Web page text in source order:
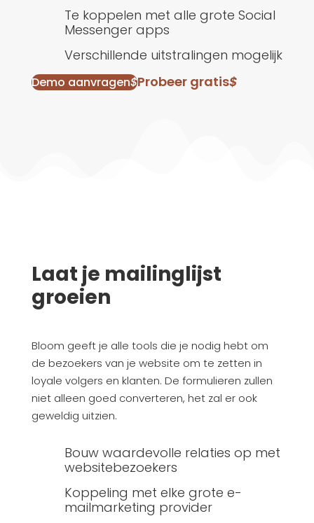
Te koppelen met alle grote Social
Messenger apps
Verschillende uitstralingen mogelijk
Demo aanvragen$Probeer gratis$
Laat je mailinglijst
groeien
Bloom geeft je alle tools die je nodig hebt om
de bezoekers van je website om te zetten in
loyale volgers en klanten. De formulieren zullen
niet alleen goed converteren, het zal er ook
geweldig uitzien.
Bouw waardevolle relaties op met
websitebezoekers
Koppeling met elke grote e-
mailmarketing provider